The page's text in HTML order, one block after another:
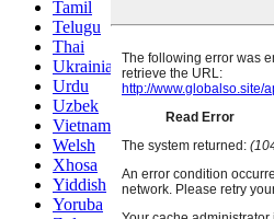
Tamil
Telugu
Thai
Ukrainian
Urdu
Uzbek
Vietnamese
Welsh
Xhosa
Yiddish
Yoruba